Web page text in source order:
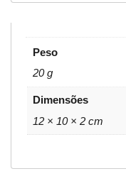
Peso
20 g
Dimensões
12 × 10 × 2 cm